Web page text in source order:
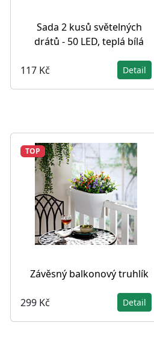
Sada 2 kusů světelných
drátů - 50 LED, teplá bílá
117 Kč Detail
TOP
Závěsný balkonový truhlík
299 Kč Detail